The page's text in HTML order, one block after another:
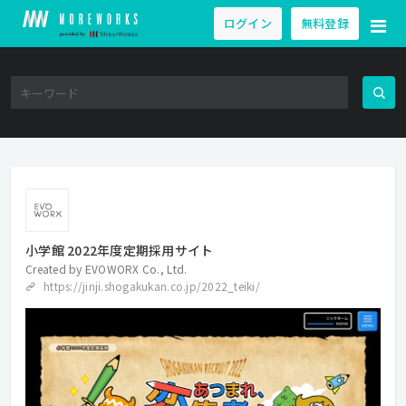
ログイン 無料登録
小学館 2022年度定期採用サイト
Created by EVOWORX Co., Ltd.
https://jinji.shogakukan.co.jp/2022_teiki/